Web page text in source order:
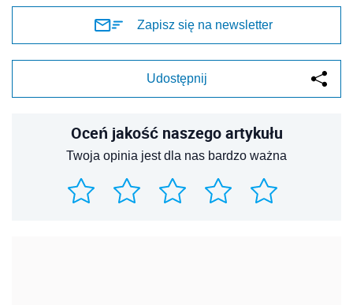
Zapisz się na newsletter
Udostępnij
Oceń jakość naszego artykułu
Twoja opinia jest dla nas bardzo ważna